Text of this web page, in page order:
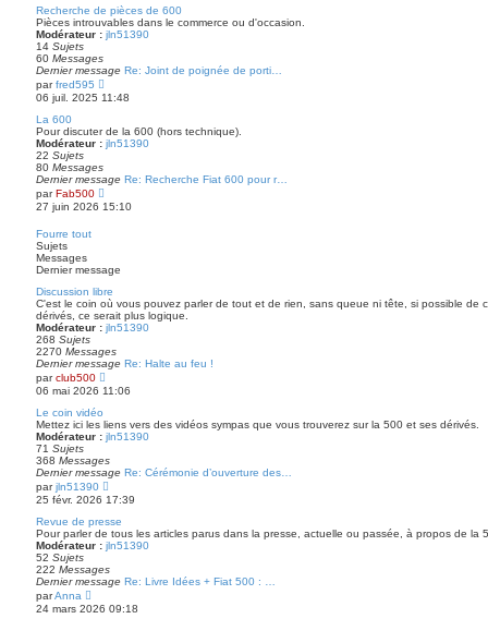
g
e
r
e
r
m
e
a
Recherche de pièces de 600
Pièces introuvables dans le commerce ou d'occasion.
Modérateur : jln51390
14 Sujets
60 Messages
Dernier message Re: Joint de poignée de porti…
parfred595
o
i
e
d
r
n
i
e
s
g
e
06 juil. 2025 11:48
La 600
Pour discuter de la 600 (hors technique).
Modérateur : jln51390
22 Sujets
80 Messages
Dernier message Re: Recherche Fiat 600 pour r…
parFab500
o
i
e
n
i
e
r
e
s
s
a
27 juin 2026 15:10
Fourre tout
Sujets
Messages
Dernier message
Discussion libre
C'est le coin où vous pouvez parler de tout et de rien, sans queue ni tête, si possible de
dérivés, ce serait plus logique.
Modérateur : jln51390
268 Sujets
2270 Messages
Dernier message Re: Halte au feu !
parclub500
o
i
l
e
d
e
r
n
i
e
r
m
e
s
s
a
g
06 mai 2026 11:06
Le coin vidéo
Mettez ici les liens vers des vidéos sympas que vous trouverez sur la 500 et ses dérivés.
Modérateur : jln51390
71 Sujets
368 Messages
Dernier message Re: Cérémonie d’ouverture des…
parjln51390
o
i
r
e
e
r
n
e
25 févr. 2026 17:39
Revue de presse
Pour parler de tous les articles parus dans la presse, actuelle ou passée, à propos de la
Modérateur : jln51390
52 Sujets
222 Messages
Dernier message Re: Livre Idées + Fiat 500 : …
parAnna
o
i
24 mars 2026 09:18